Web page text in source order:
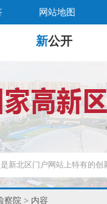
网站地图
新公开
察院 > 内容